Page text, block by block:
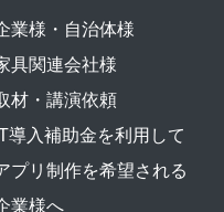
業様・自治体様
具関連会社様
材・講演依頼
導入補助金を利用して
プリ制作を希望される
業様へ